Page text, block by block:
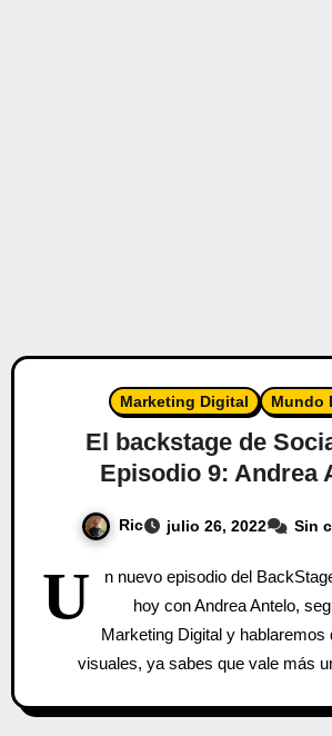
Marketing Digital Mundo
El backstage de
Episodio 9: Andrea
Ric julio 26, 2022 Sin
U
n nuevo episodio del
hoy con Andrea Antelo,
Marketing Digital y hablaremos
visuales, ya sabes que vale más